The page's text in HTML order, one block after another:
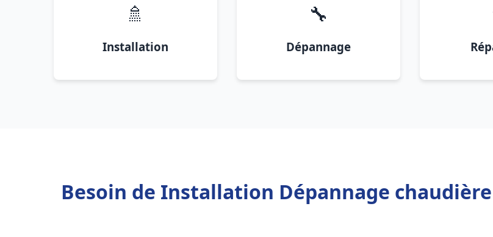
🚿
Installation
🔧
Dépannage
Besoin de Installation Dépannage